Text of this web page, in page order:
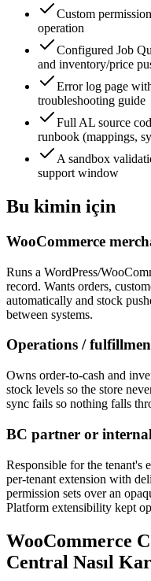
Custom
operation
Configured Job
and inventory/price
Error log page
troubleshooting guide
Full AL source
runbook (mappings,
A sandbox
support window
Bu kimin için
WooCommerce
Runs a WordPress/
record. Wants orders,
automatically and stock
between systems.
Operations /
Owns order-to-cash and
stock levels so the store
sync fails so nothing falls
BC partner or
Responsible for the tenant's
per-tenant extension with
permission sets over an
Platform extensibility kept
WooCommerce
Central Nasıl